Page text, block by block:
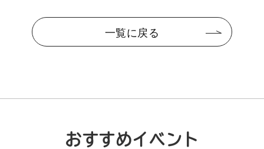
一覧に戻る
おすすめイベント